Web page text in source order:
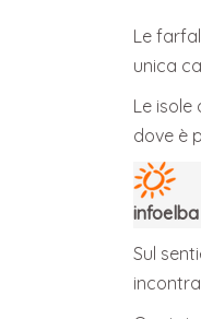
Le
unica
Le isole
dove è
Sul